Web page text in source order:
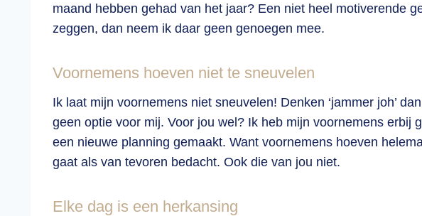
maand hebben gehad van het jaar? Een niet heel motiverende
zeggen, dan neem ik daar geen genoegen mee.
Voornemens hoeven niet te sneuvelen
Ik laat mijn voornemens niet sneuvelen! Denken ‘jammer joh’
geen optie voor mij. Voor jou wel? Ik heb mijn voornemens erbij
een nieuwe planning gemaakt. Want voornemens hoeven
gaat als van tevoren bedacht. Ook die van jou niet.
Elke dag is een herkansing